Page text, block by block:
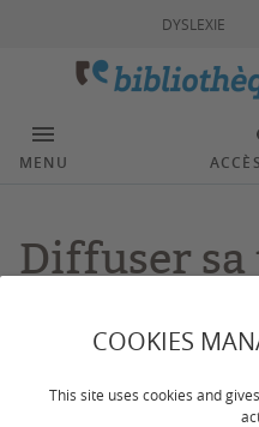
COOKIES
This site uses cookies and
DYSLEXIE
MENU
Diffuser sa
Dernière mise à jour :le 26/02/2026